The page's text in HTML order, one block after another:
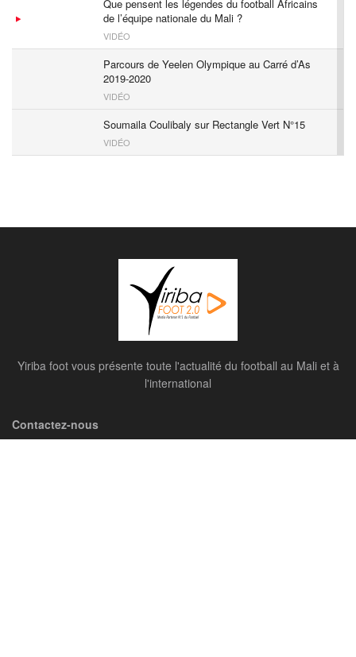
Que pensent les légendes du football Africains
de l’équipe nationale du Mali ?
VIDÉO
Parcours de Yeelen Olympique au Carré d’As
2019-2020
VIDÉO
Soumaila Coulibaly sur Rectangle Vert N°15
VIDÉO
à Yiriba Foot
Yiriba foot vous présente toute l'actualité du football au Mali et à
l'international
Contactez-nous